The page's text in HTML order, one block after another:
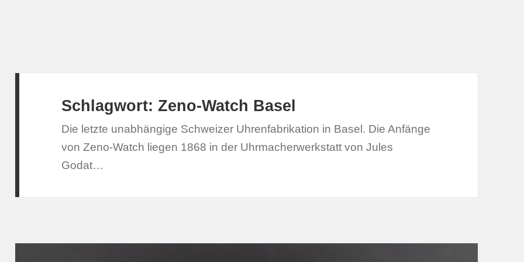
Schlagwort:Zeno-Watch Basel
Die letzte unabhängige Schweizer Uhrenfabrikation in Basel. Die Anfänge
von Zeno-Watch liegen 1868 in der Uhrmacherwerkstatt von Jules
Godat…